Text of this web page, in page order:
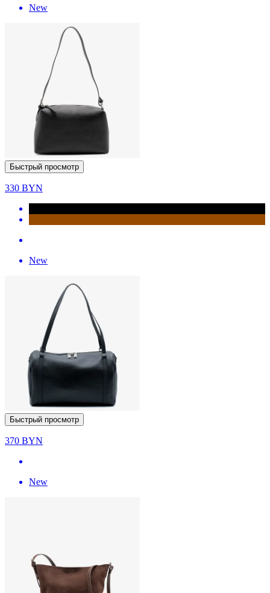
New
Быстрый просмотр
330 BYN
New
Быстрый просмотр
370 BYN
New